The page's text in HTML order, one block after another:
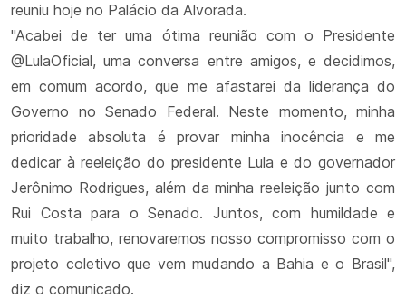
reuniu hoje no Palácio da Alvorada.
"Acabei de ter uma ótima reunião com o Presidente
@LulaOficial, uma conversa entre amigos, e decidimos,
em comum acordo, que me afastarei da liderança do
Governo no Senado Federal. Neste momento, minha
prioridade absoluta é provar minha inocência e me
dedicar à reeleição do presidente Lula e do governador
Jerônimo Rodrigues, além da minha reeleição junto com
Rui Costa para o Senado. Juntos, com humildade e
muito trabalho, renovaremos nosso compromisso com o
projeto coletivo que vem mudando a Bahia e o Brasil",
diz o comunicado.